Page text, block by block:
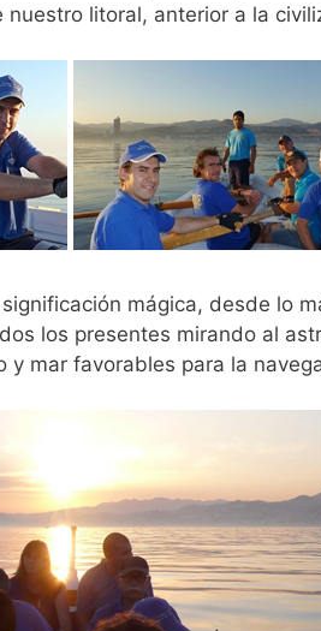
litoral, anterior a la
mágica, desde lo
los presentes mirando al
y mar favorables para la